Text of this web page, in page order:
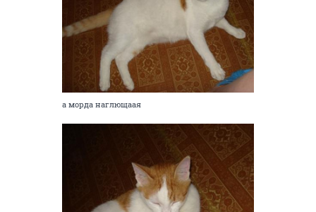
а морда наглющаая